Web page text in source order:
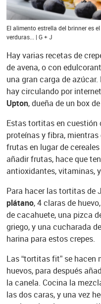
El alimento estrella del brinner es
verduras... | G + J
Hay varias recetas de
de avena, o con
una gran carga de
hay circulando por
Upton, dueña de un box de
Estas tortitas en cuestión
proteínas y fibra,
frutas en lugar de
añadir frutas, hace que
antioxidantes, vitaminas,
Para hacer las tortitas de
plátano, 4 claras de
de cacahuete, una pizca
griego, y una cucharada
harina para estos crepes.
Las “tortitas fit” se
huevos, para después
la canela. Cocina la
las dos caras, y una vez